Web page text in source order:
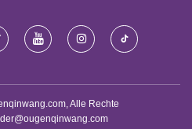
Alle Rechte